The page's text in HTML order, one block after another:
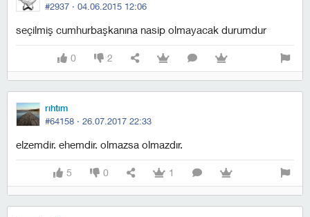
#2937 · 04.06.2015 12:06
seçilmiş cumhurbaşkanına nasip olmayacak durumdur
0 2
rıhtım
#64158 · 26.07.2017 22:33
elzemdir. ehemdir. olmazsa olmazdır.
5 0 1